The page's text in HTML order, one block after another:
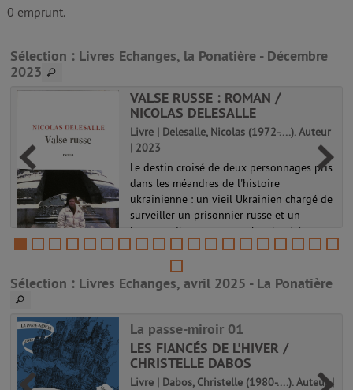
0 emprunt.
Sélection : Livres Echanges, la Ponatière - Décembre
2023
VALSE RUSSE : ROMAN /
NICOLAS DELESALLE
Livre | Delesalle, Nicolas (1972-....). Auteur
| 2023
Le destin croisé de deux personnages pris
dans les méandres de l'histoire
ukrainienne : un vieil Ukrainien chargé de
surveiller un prisonnier russe et un
Français d'origine russe cherchant à
reconstituer le passé de sa mère tout e...
Sélection : Livres Echanges, avril 2025 - La Ponatière
La passe-miroir 01
LES FIANCÉS DE L'HIVER /
CHRISTELLE DABOS
Livre | Dabos, Christelle (1980-....). Auteur |